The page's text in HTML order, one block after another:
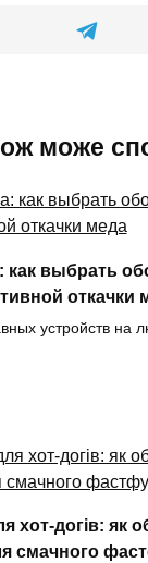
може
как выбрать
откачки
устройств на
хот-догів: як
смачного